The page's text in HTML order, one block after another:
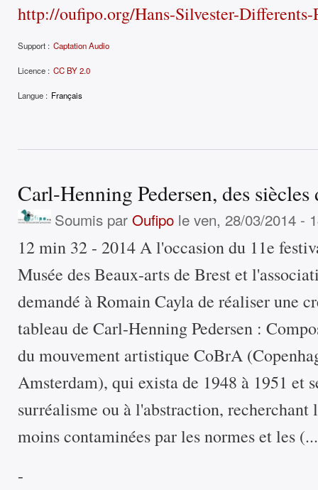
http://oufipo.org/Hans-Silvester-Differents-
Support : Captation Audio
Licence : CC BY 2.0
Langue : Français
Carl-Henning Pedersen, des
Soumis par Oufipole ven, 28/03/2014 -
12 min 32 - 2014 A l'occasion du 11e
Musée des Beaux-arts de Brest et
demandé à Romain Cayla de réaliser une
tableau de Carl-Henning Pedersen :
du mouvement artistique CoBrA
Amsterdam), qui exista de 1948 à 1951 et
surréalisme ou à l'abstraction, recherchant
moins contaminées par les normes et les
-